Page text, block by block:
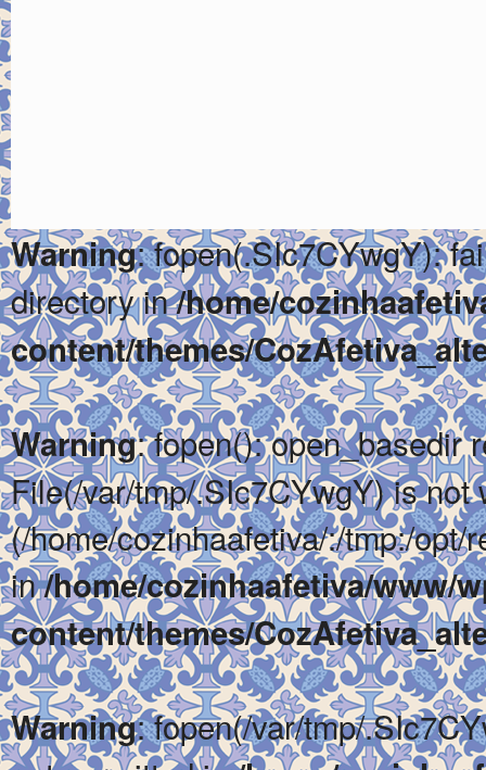
Warning: fopen(.SIc7CYwgY):
directory in/home/
content/themes/
Warning: fopen(): open_basedir
File(/var/tmp/.SIc7CYwgY) is
(/home/cozinhaafetiva/:/tmp:/
in/home/cozinhaafetiva/www/
content/themes/
Warning: fopen(/var/tmp/